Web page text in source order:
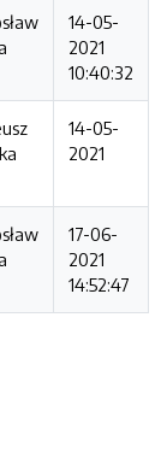
14-05-
2021
10:40:32
14-05-
2021
17-06-
2021
14:52:47